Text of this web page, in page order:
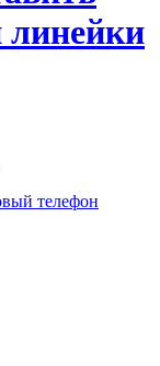
линейки
телефон